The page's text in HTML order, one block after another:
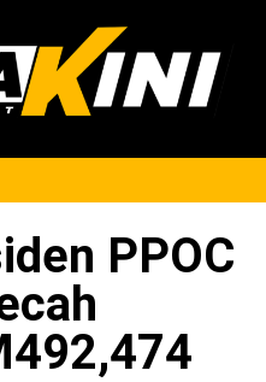
PPOC